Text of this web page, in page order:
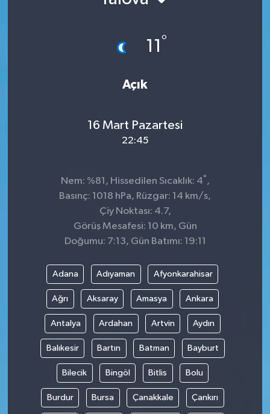
11°
Açık
16 Mart Pazartesi
22:45
Nem: %81, Hissedilen Sıcaklık: 4° ,
Basınç: 1018 hPa, Rüzgar: 14 km/s,
Çiy Noktası: 4.7,
Görüş Mesafesi: 10 km, Gün
Doğumu: 7:13, Gün Batımı: 19:11
Adana Adıyaman Afyonkarahisar
Ağrı Aksaray Amasya Ankara
Antalya Ardahan Artvin Aydın
Balıkesir Bartın Batman Bayburt
Bilecik Bingöl Bitlis Bolu
Burdur Bursa Çanakkale Çankırı